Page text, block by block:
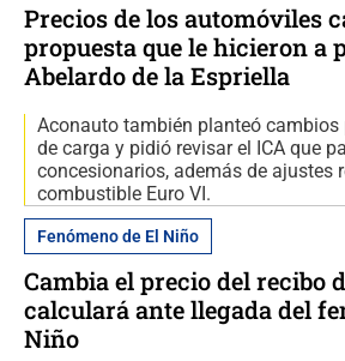
Precios de los automóviles
propuesta que le hicieron a
Abelardo de la Espriella
Aconauto también planteó
de carga y pidió revisar el ICA que
concesionarios, además de ajustes
combustible Euro VI.
Fenómeno de El Niño
Cambia el precio del recibo
calculará ante llegada del
Niño